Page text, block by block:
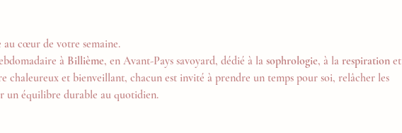
cœur de votre semaine.
à Billième, en Avant-Pays savoyard, dédié à la sophrologie, à la respiration et
chaleureux et bienveillant, chacun est invité à prendre un temps pour soi, relâcher les
un équilibre durable au quotidien.